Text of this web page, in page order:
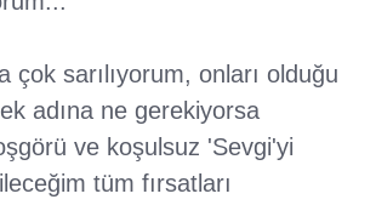
çok sarılıyorum, onları olduğu
adına ne gerekiyorsa
ve koşulsuz 'Sevgi'yi
tüm fırsatları